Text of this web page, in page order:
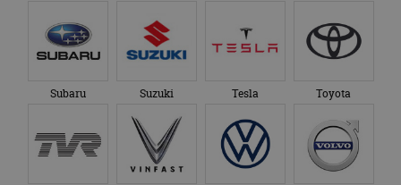
Subaru Suzuki Tesla Toyota